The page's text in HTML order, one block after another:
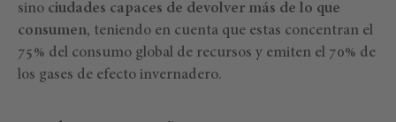
sino ciudades capaces de devolver más de lo que
consumen, teniendo en cuenta que estas concentran el
75% del consumo global de recursos y emiten el 70% de
los gases de efecto invernadero.